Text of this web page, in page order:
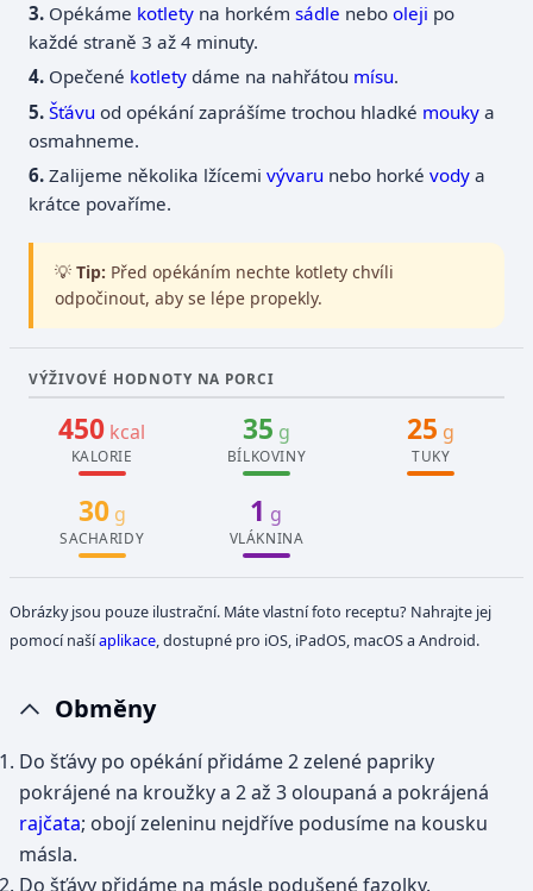
Opékáme kotlety na horkémsádle nebooleji po
každé straně 3 až 4 minuty.
Opečené kotlety dáme na nahřátou mísu.
Šťávu od opékání zaprášíme trochou hladké mouky a
osmahneme.
Zalijeme několika lžícemivývaru nebo horkévody a
krátce povaříme.
💡 Tip: Před opékáním nechte kotlety chvíli
odpočinout, aby se lépe propekly.
VÝŽIVOVÉ HODNOTY NA PORCI
450 kcal
KALORIE
35 g
BÍLKOVINY
25 g
TUKY
30g
SACHARIDY
1 g
VLÁKNINA
Obrázky jsou pouze ilustrační. Máte vlastní foto receptu? Nahrajte jej
pomocí našíaplikace, dostupné pro iOS, iPadOS, macOS a Android.
Obměny
Do šťávy po opékání přidáme 2 zelené papriky
pokrájené na kroužky a 2 až 3 oloupaná a pokrájená
rajčata; obojí zeleninu nejdříve podusíme na kousku
másla.
Do šťávy přidáme na másle podušené fazolky.